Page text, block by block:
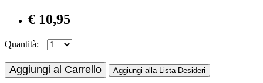
€ 10,95
Quantità:
Aggiungi al Carrello Aggiungi alla Lista Desideri